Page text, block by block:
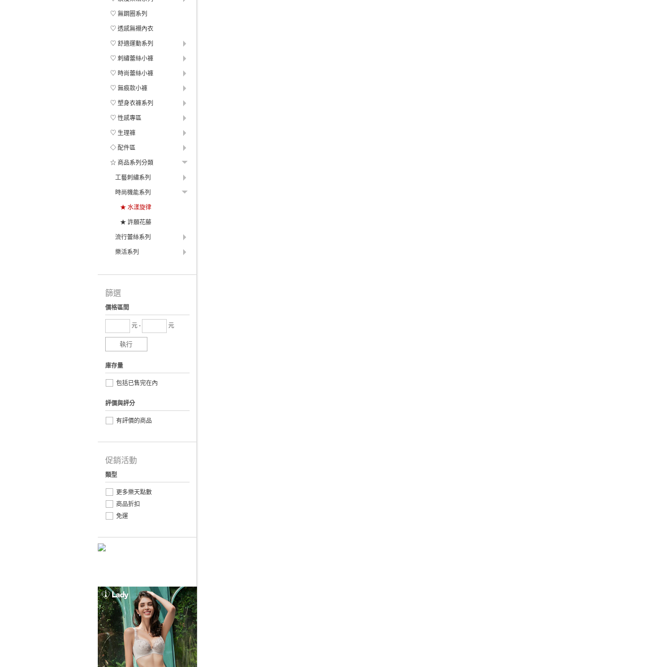
♡ 無鋼圈系列
♡ 透感無襯內衣
♡ 舒適運動系列
♡ 刺繡蕾絲小褲
♡ 時尚蕾絲小褲
♡ 無痕款小褲
♡ 塑身衣褲系列
♡ 性感專區
♡ 生理褲
◇ 配件區
☆ 商品系列分類
工藝刺繡系列
時尚機能系列
★ 水漾旋律
★ 許願花藤
流行蕾絲系列
樂活系列
篩選
價格區間
元 - 元
執行
庫存量
包括已售完在內
評價與評分
有評價的商品
促銷活動
類型
更多樂天點數
商品折扣
免運